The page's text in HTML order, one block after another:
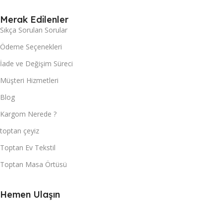
Merak Edilenler
Sıkça Sorulan Sorular
Ödeme Seçenekleri
İade ve Değişim Süreci
Müşteri Hizmetleri
Blog
Kargom Nerede ?
toptan çeyiz
Toptan Ev Tekstil
Toptan Masa Örtüsü
Hemen Ulaşın